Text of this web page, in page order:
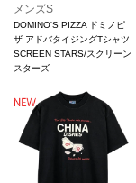
メンズS
DOMINO'S PIZZA ドミノピ
ザ アドバタイジングTシャツ
SCREEN STARS/スクリーン
スターズ